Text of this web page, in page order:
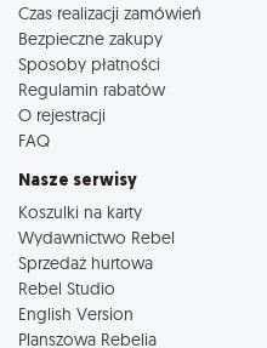
Czas realizacji zamówień
Bezpieczne zakupy
Sposoby płatności
Regulamin rabatów
O rejestracji
FAQ
Nasze serwisy
Koszulki na karty
Wydawnictwo Rebel
Sprzedaż hurtowa
Rebel Studio
English Version
Planszowa Rebelia